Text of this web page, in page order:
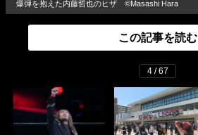
爆弾を抱えた内藤哲也のヒザ ©Masashi Hara
この記事を読む
4 / 67